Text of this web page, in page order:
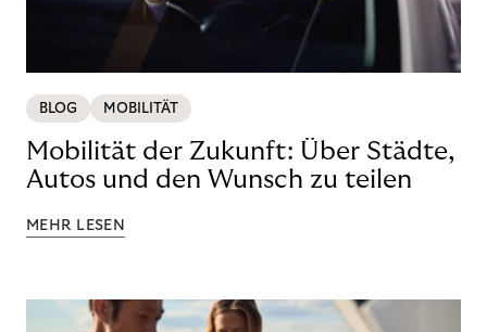
BLOG MOBILITÄT
Mobilität der Zukunft: Über Städte,
Autos und den Wunsch zu teilen
MEHR LESEN